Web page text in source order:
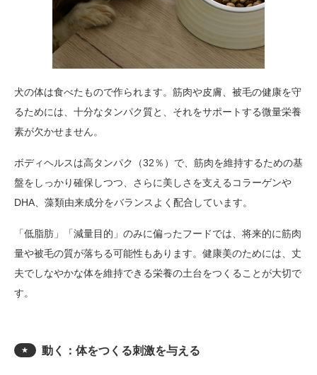
犬の体は食べたもので作られます。筋肉や皮膚、被毛の健康を守
るためには、十分なタンパク質と、それをサポートする微量栄養
素が欠かせません。
ボディヘルスは高タンパク（32％）で、筋肉を維持するための基
盤をしっかり確保しつつ、さらに美しさを支えるコラーゲンや
DHA、藻類由来成分をバランスよく配合しています。
「低脂肪」「減量目的」のみに偏ったフードでは、将来的に筋肉
量や被毛の質が落ちる可能性もあります。健康美のためには、丈
夫でしなやかな体を維持できる栄養の土台をつくることが大切で
す。
★ 動く：体をつくる刺激を与える